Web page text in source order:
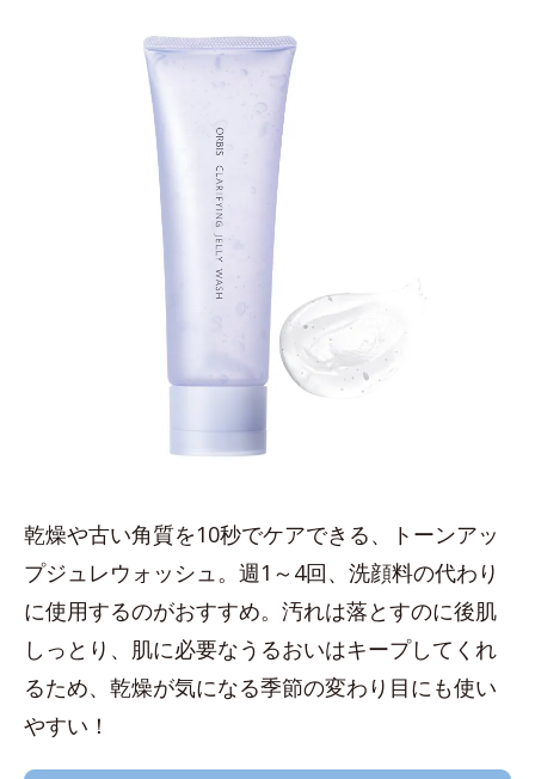
乾燥や古い角質を10秒でケアできる、トーンアッ
プジュレウォッシュ。週1～4回、洗顔料の代わり
に使用するのがおすすめ。汚れは落とすのに後肌
しっとり、肌に必要なうるおいはキープしてくれ
るため、乾燥が気になる季節の変わり目にも使い
やすい！